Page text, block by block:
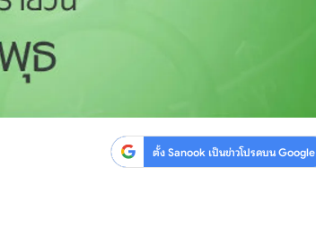
ตั้ง Sanook เป็นข่าวโปรดบน Google